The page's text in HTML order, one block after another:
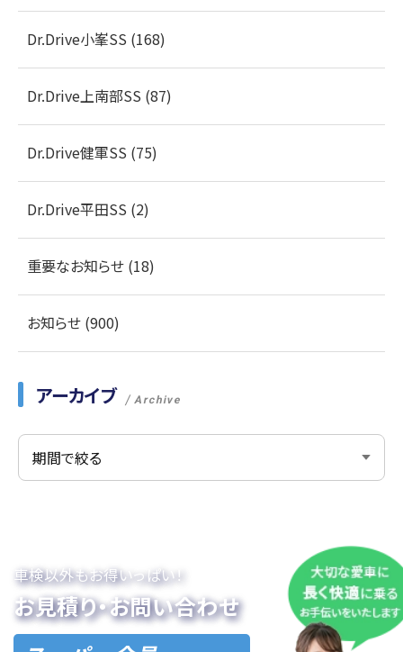
Dr.Drive小峯SS (168)
Dr.Drive上南部SS (87)
Dr.Drive健軍SS (75)
Dr.Drive平田SS (2)
重要なお知らせ (18)
お知らせ (900)
アーカイブ Archive
車検以外もお得いっぱい！
お見積り・お問い合わせ